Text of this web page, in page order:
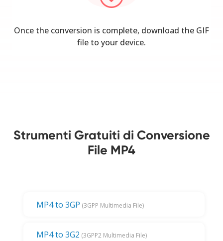
Once the conversion is complete, download the GIF
file to your device.
Strumenti Gratuiti di Conversione
File MP4
MP4 to 3GP (3GPP Multimedia File)
MP4 to 3G2 (3GPP2 Multimedia File)